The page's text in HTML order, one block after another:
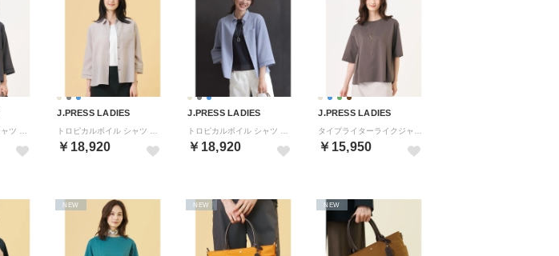
J.PRESS LADIES
￥18,920
J.PRESS LADIES
￥18,920
J.PRESS LADIES
￥15,950
NEW NEW NEW